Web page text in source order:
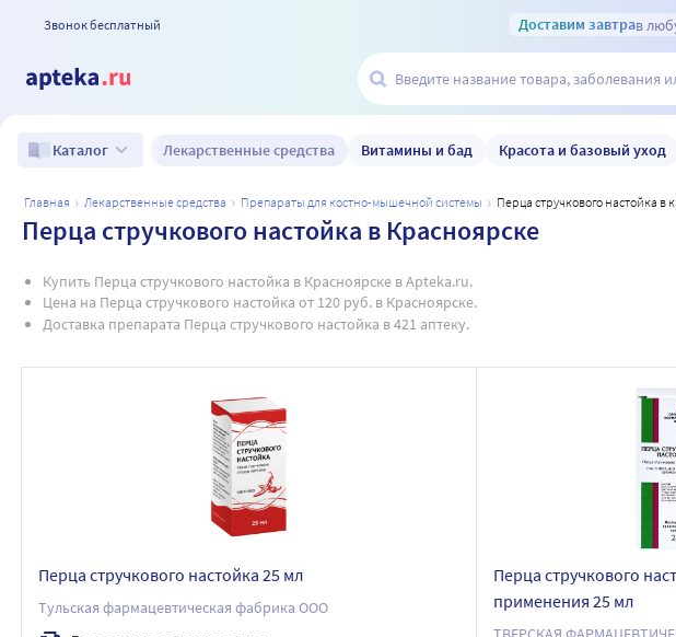
Звонок бесплатный Доставим завтрав
Каталог Лекарственные средства Витамины и бад Красота и базовый уход
главная лекарственные средства препараты для костно-мышечной системы перца стручкового настойка в
Перца стручкового настойка в Красноярске
Купить Перца стручкового настойка в Красноярске в Apteka.ru.
Цена на Перца стручкового настойка от 120 руб. в Красноярске.
Доставка препарата Перца стручкового настойка в 421 аптеку.
Перца стручкового настойка 25 мл
Тульская фармацевтическая фабрика ООО
Перца стручкового
применения 25 мл